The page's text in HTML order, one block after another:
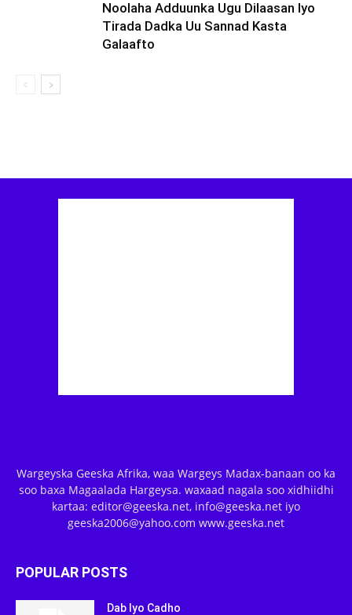
Noolaha Adduunka Ugu Dilaasan Iyo
Tirada Dadka Uu Sannad Kasta
Galaafto
Wargeyska Geeska Afrika, waa Wargeys Madax-banaan oo ka
soo baxa Magaalada Hargeysa. waxaad nagala soo xidhiidhi
kartaa: editor@geeska.net, info@geeska.net iyo
geeska2006@yahoo.com www.geeska.net
POPULAR POSTS
Dab Iyo Cadho